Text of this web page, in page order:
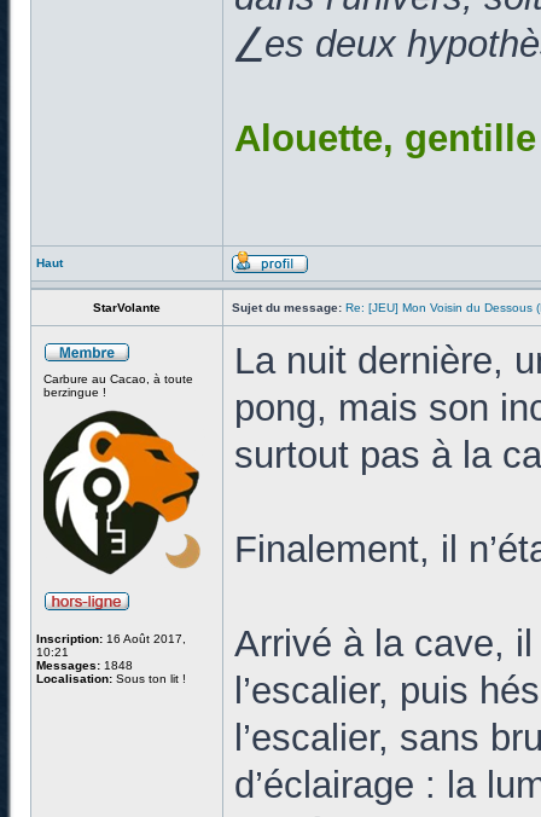
⎳es deux
Alouette,
Haut
StarVolante Sujet du message: Re: [JEU] Mon Voisin du Dessous
Carbure au Cacao, à toute
berzingue !
Inscription: 16 Août 2017,
10:21
Messages: 1848
Localisation: Sous ton lit !
La nuit dernière,
pong, mais son
surtout pas à la
Finalement, il
Arrivé à la cave,
l’escalier, puis
l’escalier, sans
d’éclairage : la